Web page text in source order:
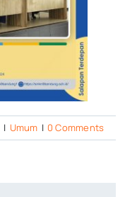
| Umum | 0 Comments